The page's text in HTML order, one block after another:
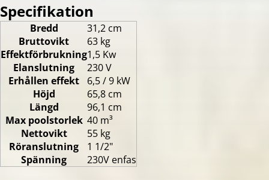
Specifikation
Bredd
31,2 cm
Bruttovikt
63 kg
Effektförbrukning1,5 Kw
Elanslutning
230 V
Erhållen effekt
6,5 / 9 kW
Höjd
65,8 cm
Längd
96,1 cm
Max poolstorlek 40 m³
Nettovikt
55 kg
Röranslutning
1 1/2"
Spänning
230V enfas